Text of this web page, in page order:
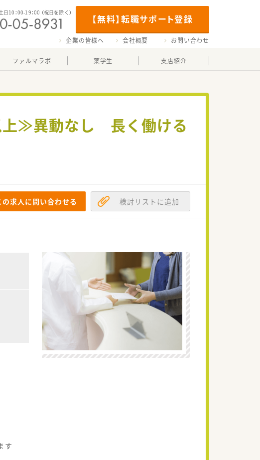
【無料】転職サポート登録
日10：00-19：00 （祝日を除く）
企業の皆様へ 会社概要 お問い合わせ
ファルマラボ 薬学生 支店紹介
上≫異動なし 長く働ける
の求人に問い合わせる 検討リストに追加
す